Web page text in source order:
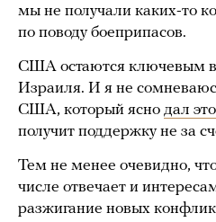
мы не получали каких-то
по поводу боеприпасов.
США остаются ключевым
Израиля. И я не
США, который ясно дал
получит поддержку не за
Тем не менее очевидно,
числе отвечает и
разжигание новых